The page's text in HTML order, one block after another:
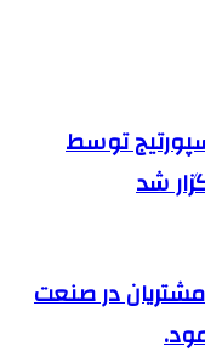
توسط
شد
در صنعت